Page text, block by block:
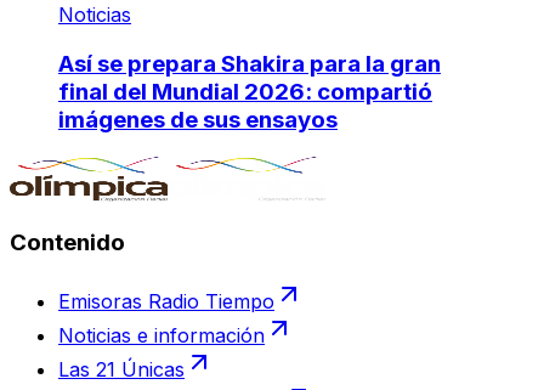
Noticias
Así se prepara Shakira para la gran
final del Mundial 2026: compartió
imágenes de sus ensayos
Contenido
Emisoras Radio Tiempo
Noticias e información
Las 21 Únicas